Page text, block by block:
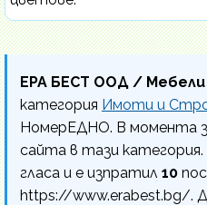
ЕРА БЕСТ ООД /
категория Имоти и
НомерЕДНО. В момента
сайта в тази
гласа и е изпратил 10
https://www.erabest.bg/.